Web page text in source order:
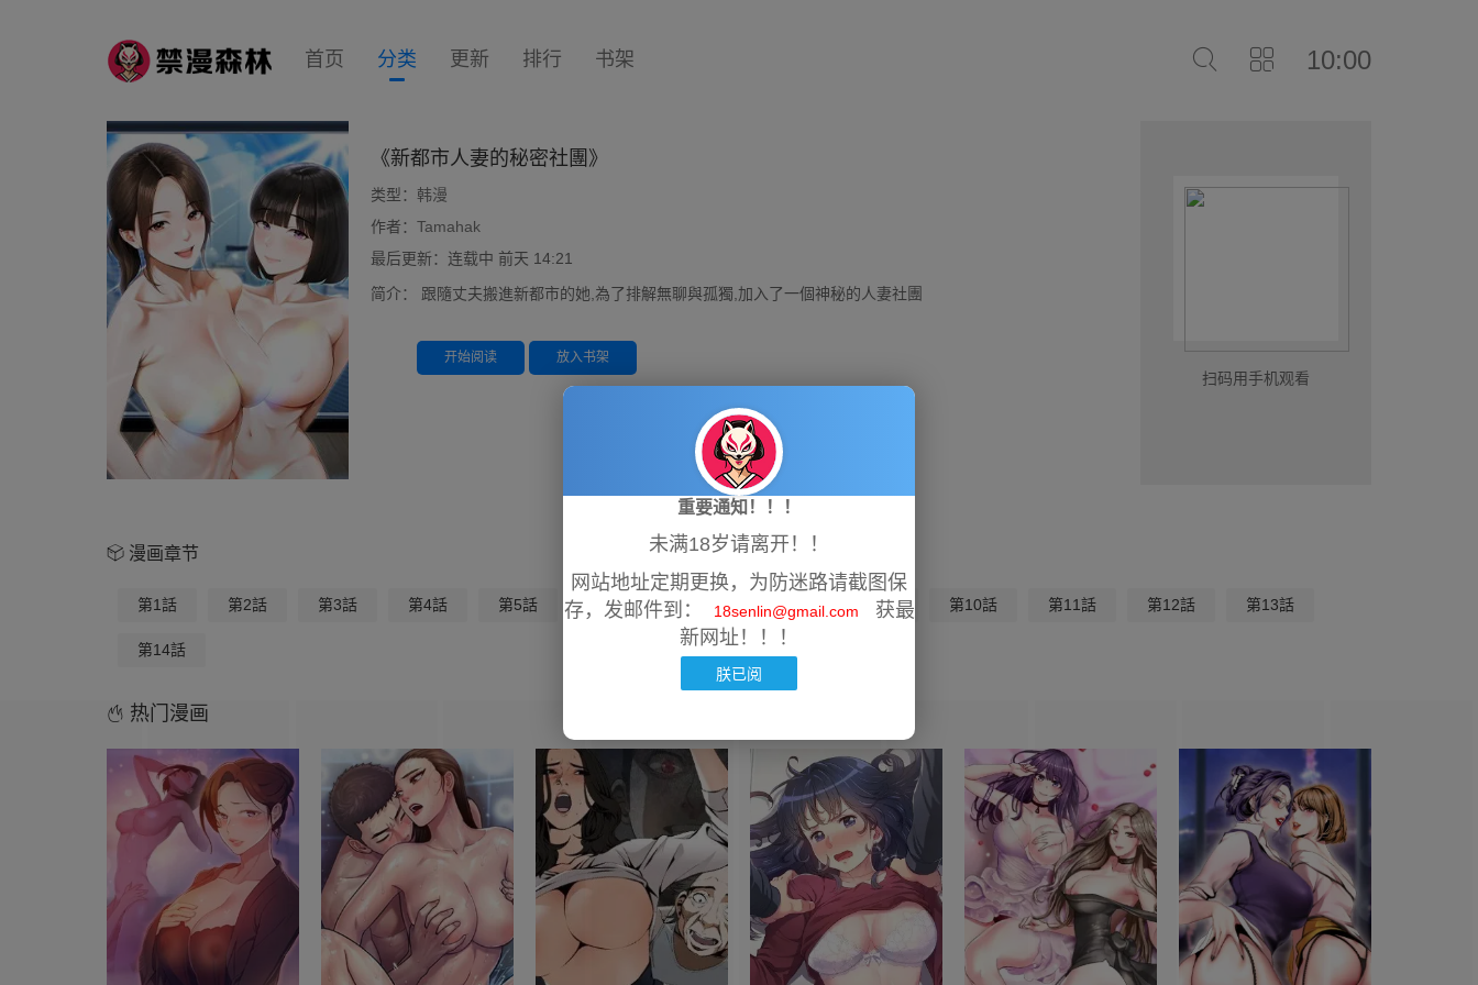
10:00
首页 分类 更新 排行 书架
《新都市人妻的秘密社團》
类型： 韩漫
作者： Tamahak
最后更新：连载中 前天 14:21
简介：
跟隨丈夫搬進新都市的她,為了排解無聊與孤獨,加入了一個神秘的人妻社團
开始阅读 放入书架
扫码用手机观看
漫画章节
第1話 第2話 第3話 第4話 第5話 第6話 第7話 第8話 第9話 第10話 第11話 第12話 第13話
第14話
热门漫画
重要通知！！！
未满18岁请离开！！
网站地址定期更换，为防迷路请截图保
存，发邮件到：
18senlin@gmail.com
获最
新网址！！！
朕已阅